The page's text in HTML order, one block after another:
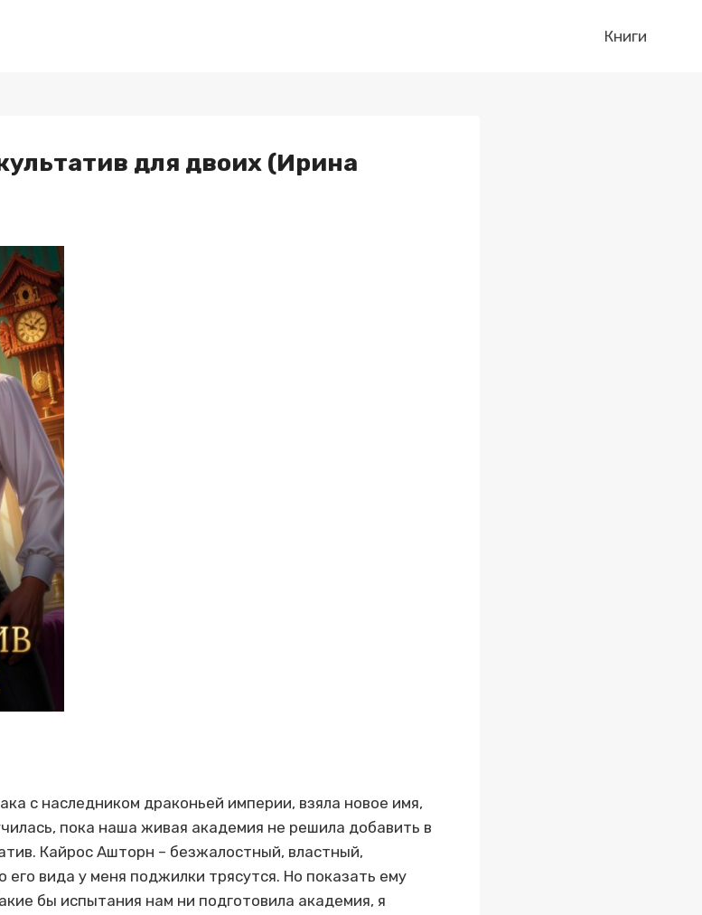
Книги
для двоих (Ирина
с наследником драконьей империи, взяла новое имя,
пока наша живая академия не решила добавить в
Кайрос Ашторн – безжалостный, властный,
вида у меня поджилки трясутся. Но показать ему
бы испытания нам ни подготовила академия, я